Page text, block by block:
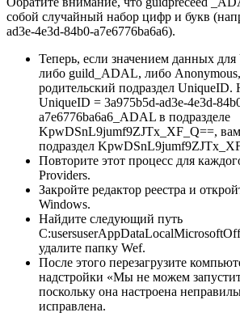
собой случайный набор цифр и букв
ad3e-4e3d-84b0-a7e6776ba6a6).
Теперь, если значением данных для
либо guild_ADAL, либо Anonymous,
родительский подраздел UniqueID.
UniqueID = 3a975b5d-ad3e-4e3d-
a7e6776ba6a6_ADAL в подразделе
KpwDSnL9jumf9ZJTx_XF_Q==, вам
подраздел
Повторите этот процесс для
Providers.
Закройте редактор реестра и
Windows.
Найдите следующий путь
удалите папку Wef.
После этого перезагрузите
надстройки «Мы не можем
поскольку она настроена
исправлена.